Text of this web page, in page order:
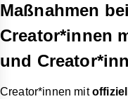
Maßnahmen
Creator*innen
und
Creator*innen mit